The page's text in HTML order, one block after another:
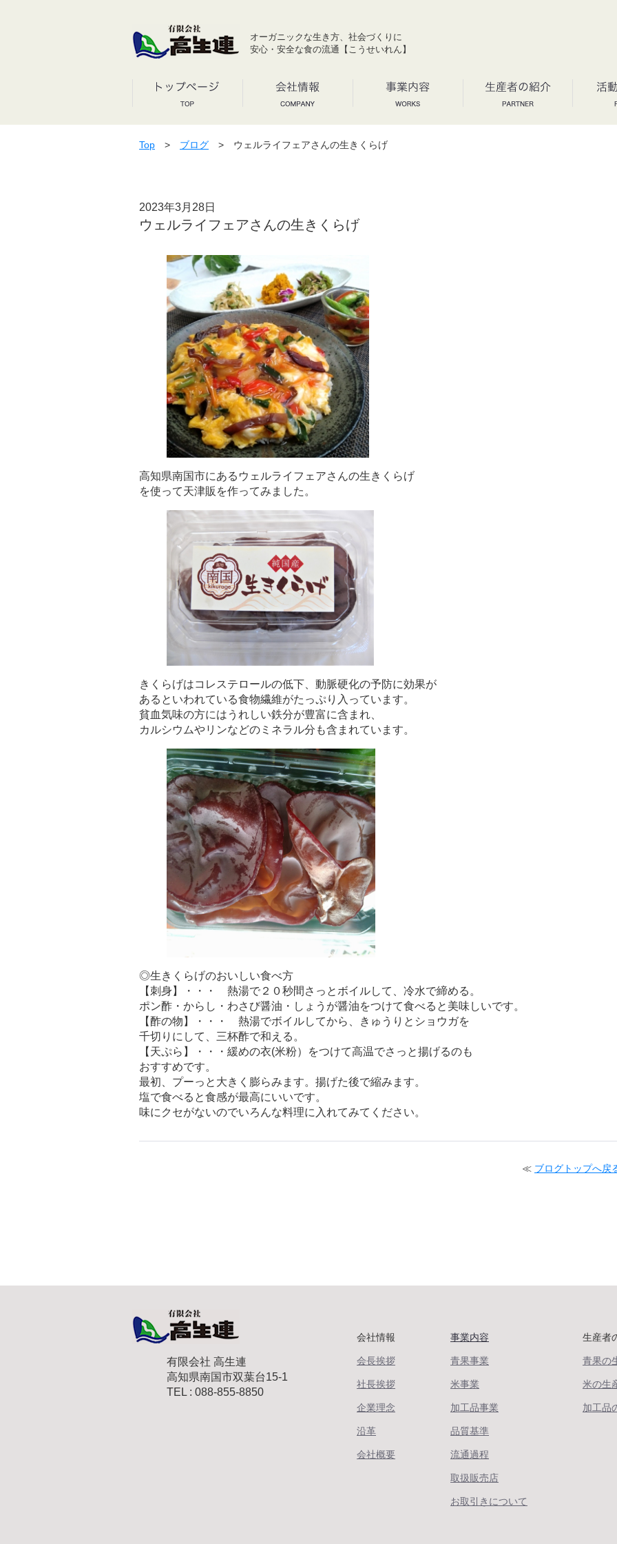
オーガニックな生き方、社会づくりに
安心・安全な食の流通【こうせいれん】
Top > ブログ > ウェルライフェアさんの生きくらげ
2023年3月28日
ウェルライフェアさんの生きくらげ
高知県南国市にあるウェルライフェアさんの生きくらげ
を使って天津販を作ってみました。
きくらげはコレステロールの低下、動脈硬化の予防に効果が
あるといわれている食物繊維がたっぷり入っています。
貧血気味の方にはうれしい鉄分が豊富に含まれ、
カルシウムやリンなどのミネラル分も含まれています。
◎生きくらげのおいしい食べ方
【刺身】・・・ 熱湯で２０秒間さっとボイルして、冷水で締める。
ポン酢・からし・わさび醤油・しょうが醤油をつけて食べると美味しいです。
【酢の物】・・・ 熱湯でボイルしてから、きゅうりとショウガを
千切りにして、三杯酢で和える。
【天ぷら】・・・緩めの衣(米粉）をつけて高温でさっと揚げるのも
おすすめです。
最初、プーっと大きく膨らみます。揚げた後で縮みます。
塩で食べると食感が最高にいいです。
味にクセがないのでいろんな料理に入れてみてください。
≪ ブログトップへ戻
有限会社 高生連
高知県南国市双葉台15-1
TEL : 088-855-8850
会社情報
会長挨拶
社長挨拶
企業理念
沿革
会社概要
事業内容
青果事業
米事業
加工品事業
品質基準
流通過程
取扱販売店
お取引きについて
生産者
青果の
米の生
加工品